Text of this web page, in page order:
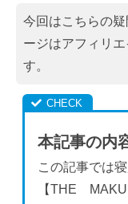
今回はこちらの
ージはアフィリ
す。
本記事の内
この記事では
【THE